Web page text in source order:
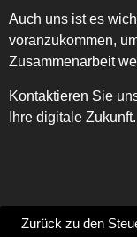
Auch uns ist es
voranzukommen,
Zusammenarbeit
Kontaktieren Sie
Ihre digitale Zukunft.
Zurück zu den